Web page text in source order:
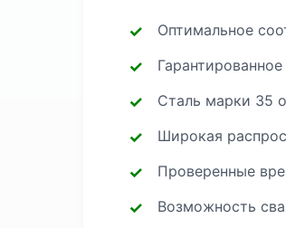
Оптимальное
Сталь марки 35
Широкая
Проверенные
Возможность